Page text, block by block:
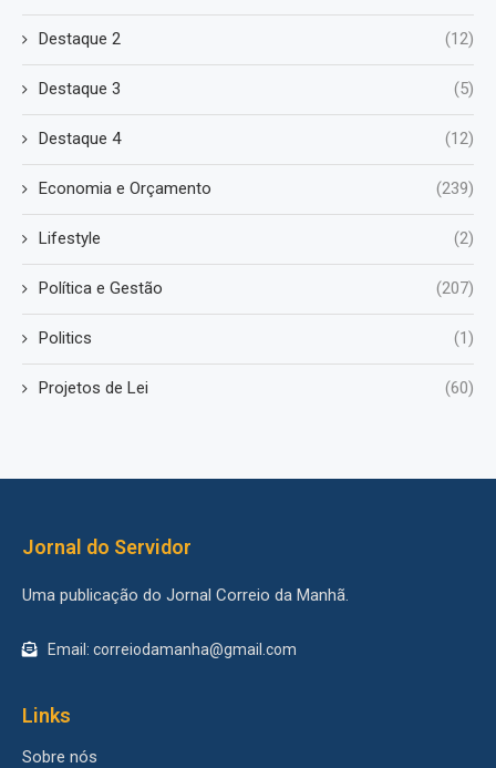
Destaque 2 (12)
Destaque 3 (5)
Destaque 4 (12)
Economia e Orçamento (239)
Lifestyle (2)
Política e Gestão (207)
Politics (1)
Projetos de Lei (60)
Jornal do Servidor
Uma publicação do Jornal Correio da Manhã.
Email: correiodamanha@gmail.com
Links
Sobre nós